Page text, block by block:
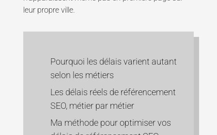
leur propre ville.
Pourquoi les délais varient autant
selon les métiers
Les délais réels de référencement
SEO, métier par métier
Ma méthode pour optimiser vos